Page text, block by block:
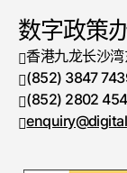
数字政策
香港九龙长沙
电话号码
(852) 3847
传真号码
(852) 2802